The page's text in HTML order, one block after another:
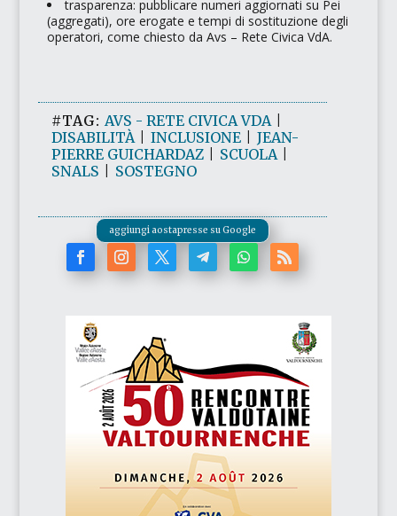
trasparenza: pubblicare numeri aggiornati su Pei
(aggregati), ore erogate e tempi di sostituzione degli
operatori, come chiesto da Avs – Rete Civica VdA.
#TAG: AVS - RETE CIVICA VDA|
DISABILITÀ| INCLUSIONE| JEAN-
PIERRE GUICHARDAZ| SCUOLA|
SNALS
SOSTEGNO
aggiungi aostapresse su Google